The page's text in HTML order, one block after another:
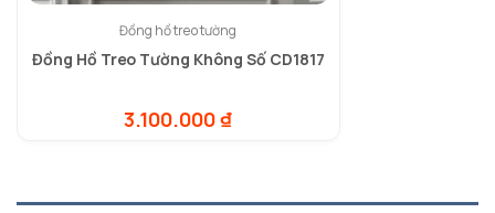
Đồng hồ treo tường
Đồng Hồ Treo Tường Không Số CD1817
3.100.000₫